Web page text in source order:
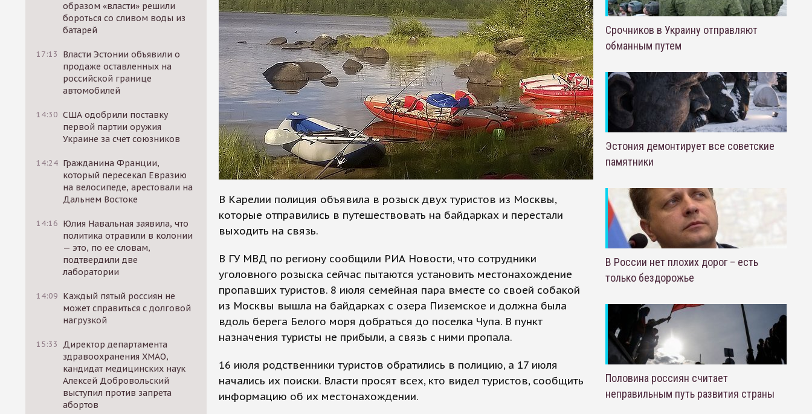
образом «власти» решили
бороться со сливом воды из
батарей
17:13
Власти Эстонии объявили о
продаже оставленных на
российской границе
автомобилей
14:30 США одобрили поставку
первой партии оружия
Украине за счет союзников
14:24 Гражданина Франции,
который пересекал Евразию
на велосипеде, арестовали на
Дальнем Востоке
14:16 Юлия Навальная заявила, что
политика отравили в колонии
— это, по ее словам,
подтвердили две
лаборатории
14:09 Каждый пятый россиян не
может справиться с долговой
нагрузкой
15:33
Директор департамента
здравоохранения ХМАО,
кандидат медицинских наук
Алексей Добровольский
выступил против запрета
абортов
В Карелии полиция объявила в розыск двух туристов из Москвы,
которые отправились в путешествовать на байдарках и перестали
выходить на связь.
В ГУ МВД по региону сообщили РИА Новости, что сотрудники
уголовного розыска сейчас пытаются установить местонахождение
пропавших туристов. 8 июля семейная пара вместе со своей собакой
из Москвы вышла на байдарках с озера Пиземское и должна была
вдоль берега Белого моря добраться до поселка Чупа. В пункт
назначения туристы не прибыли, а связь с ними пропала.
16 июля родственники туристов обратились в полицию, а 17 июля
начались их поиски. Власти просят всех, кто видел туристов, сообщить
информацию об их местонахождении.
Срочников в Украину отправляют
обманным путем
Эстония демонтирует все советские
памятники
В России нет плохих дорог – есть
только бездорожье
Половина россиян считает
неправильным путь развития страны